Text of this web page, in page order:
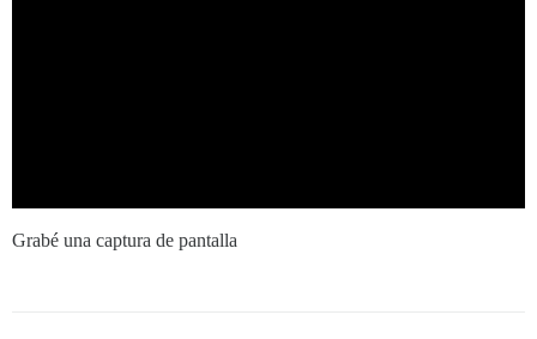
Grabé una captura de pantalla